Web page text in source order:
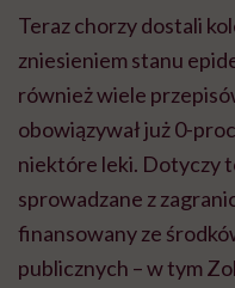
Teraz chorzy dostali
zniesieniem stanu
również wiele
obowiązywał już 0-
niektóre leki. Dotyczy
sprowadzane z
finansowany ze
publicznych – w tym